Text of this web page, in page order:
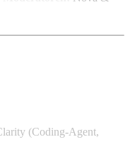
(Coding-Agent,